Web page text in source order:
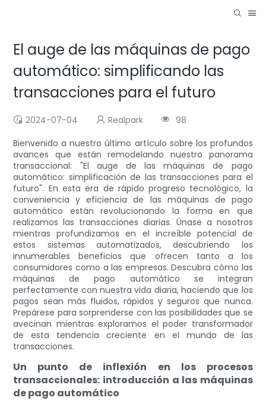
El auge de las máquinas de pago
automático: simplificando las
transacciones para el futuro
2024-07-04 Realpark
98
Bienvenido a nuestro último artículo sobre los profundos
avances que están remodelando nuestro panorama
transaccional: "El auge de las máquinas de pago
automático: simplificación de las transacciones para el
futuro". En esta era de rápido progreso tecnológico, la
conveniencia y eficiencia de las máquinas de pago
automático están revolucionando la forma en que
realizamos las transacciones diarias. Únase a nosotros
mientras profundizamos en el increíble potencial de
estos sistemas automatizados, descubriendo los
innumerables beneficios que ofrecen tanto a los
consumidores como a las empresas. Descubra cómo las
máquinas de pago automático se integran
perfectamente con nuestra vida diaria, haciendo que los
pagos sean más fluidos, rápidos y seguros que nunca.
Prepárese para sorprenderse con las posibilidades que se
avecinan mientras exploramos el poder transformador
de esta tendencia creciente en el mundo de las
transacciones.
Un punto de inflexión en los procesos
transaccionales: introducción a las máquinas
de pago automático